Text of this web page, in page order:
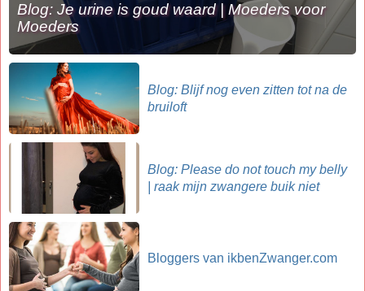
Blog: Je urine is goud waard | Moeders voor
Moeders
Blog: Blijf nog even zitten tot na de
bruiloft
Blog: Please do not touch my belly
| raak mijn zwangere buik niet
Bloggers van ikbenZwanger.com